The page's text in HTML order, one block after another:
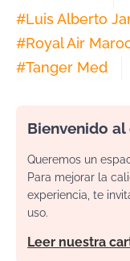
#Luis Alberto
#Royal Air
#Tanger Med
Bienvenido
Queremos un
Para mejorar la
experiencia, te
uso.
Leer nuestra